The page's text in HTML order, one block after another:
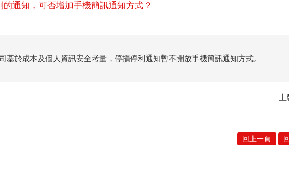
的通知，可否增加手機簡訊通知方式？
基於成本及個人資訊安全考量，停損停利通知暫不開放手機簡訊通知方式。
回上一頁